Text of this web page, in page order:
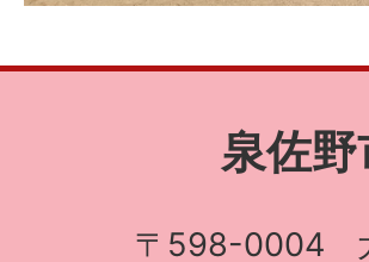
泉佐
〒598-0004